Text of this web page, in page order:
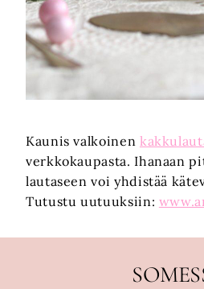
Kaunis valkoinen
verkkokaupasta. Ihanaan
lautaseen voi yhdistää
Tutustu uutuuksiin: